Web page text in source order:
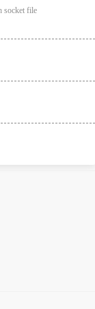
socket file